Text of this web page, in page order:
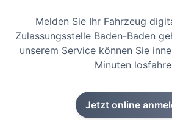
Melden Sie Ihr Fahrzeug
Zulassungsstelle Baden-Baden
unserem Service können Sie
Minuten
Jetzt online